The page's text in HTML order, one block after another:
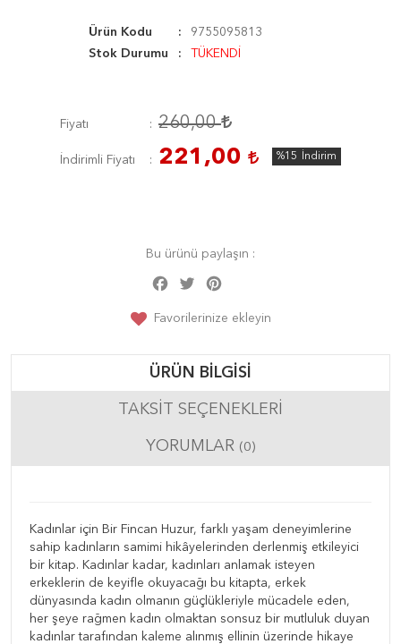
Ürün Kodu
9755095813
Stok Durumu
TÜKENDİ
Fiyatı 260,00
İndirimli Fiyatı 221,00 %15 İndirim
Bu ürünü paylaşın :
Facebook
Twitter
Favorilerinize ekleyin
ÜRÜN BILGISI
TAKSIT SEÇENEKLERI
YORUMLAR (0)
Kadınlar için Bir Fincan Huzur, farklı yaşam deneyimlerine
sahip kadınların samimi hikâyelerinden derlenmiş etkileyici
bir kitap. Kadınlar kadar, kadınları anlamak isteyen
erkeklerin de keyifle okuyacağı bu kitapta, erkek
dünyasında kadın olmanın güçlükleriyle mücadele eden,
her şeye rağmen kadın olmaktan sonsuz bir mutluluk duyan
kadınlar tarafından kaleme alınmış ellinin üzerinde hikaye